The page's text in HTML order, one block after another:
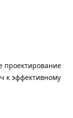
проектирование
к эффективному